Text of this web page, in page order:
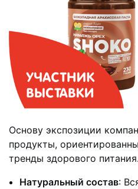
Основу экспозиции
продукты,
тренды здорового питания.
Натуральный состав: